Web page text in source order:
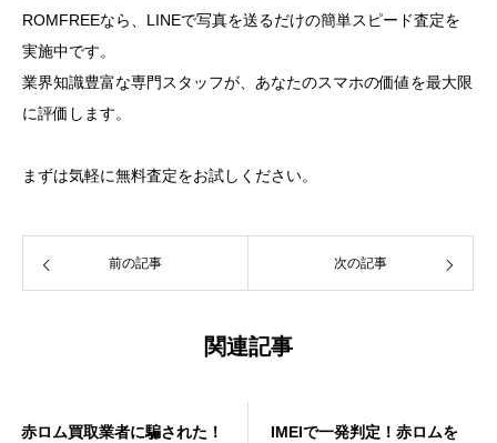
ROMFREEなら、LINEで写真を送るだけの簡単スピード査定を
実施中です。
業界知識豊富な専門スタッフが、あなたのスマホの価値を最大限
に評価します。
まずは気軽に無料査定をお試しください。
前の記事 次の記事
関連記事
赤ロム買取業者に騙された！
IMEIで一発判定！赤ロムを